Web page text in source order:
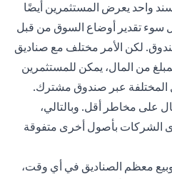
واحد يعرض المستثمرين أيضًا
سوء تقدير أوضاع السوق من قبل
لكن الأمر مختلف مع صناديق
من المال، يمكن للمستثمرين
المختلفة عبر صندوق مشترك.
على مخاطر أقل. وبالتالي،
الشركات بأصول أخرى متفوقة
معظم الصناديق في أي وقت،